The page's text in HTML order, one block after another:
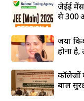
जेईई मेंस
से 300
जया
होना है,
कॉलेजों
बाल